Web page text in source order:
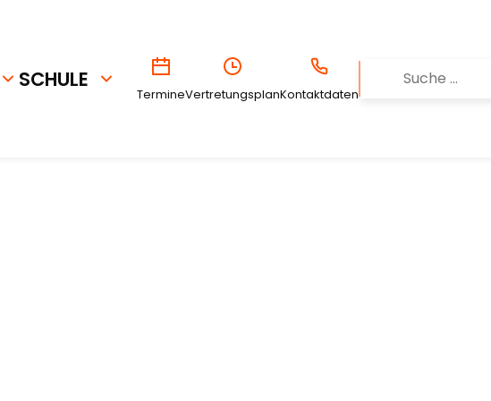
SCHULE
TermineVertretungsplanKontaktdaten